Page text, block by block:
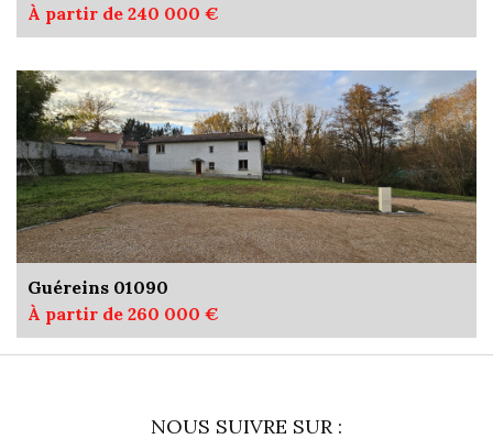
À partir de 240 000 €
Guéreins 01090
À partir de 260 000 €
NOUS SUIVRE SUR :